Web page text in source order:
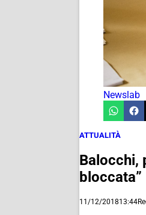
Newslab
ATTUALITÀ
Balocchi,
bloccata”
11/12/201813:44